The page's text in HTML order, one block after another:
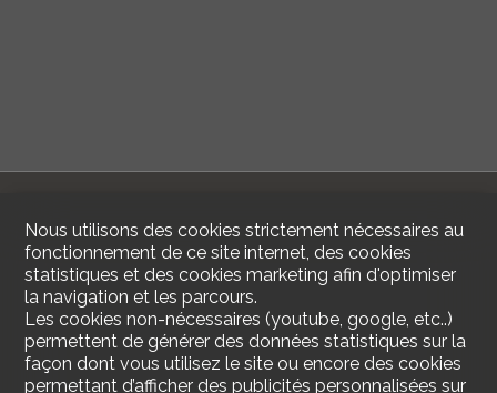
Nous utilisons des cookies strictement nécessaires au
fonctionnement de ce site internet, des cookies
statistiques et des cookies marketing afin d'optimiser
la navigation et les parcours.
Les cookies non-nécessaires (youtube, google, etc..)
permettent de générer des données statistiques sur la
façon dont vous utilisez le site ou encore des cookies
permettant d’afficher des publicités personnalisées sur